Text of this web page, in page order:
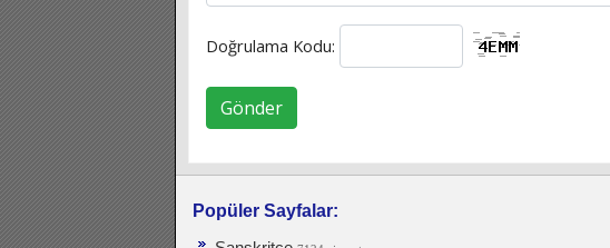
Doğrulama Kodu:
Gönder
Popüler Sayfalar: